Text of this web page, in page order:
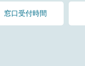
窓口受付時間